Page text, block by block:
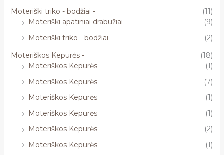
Moteriški triko - bodžiai -
(11)
Moteriški apatiniai drabužiai
(9)
Moteriški triko - bodžiai
(2)
Moteriškos Kepurės -
(18)
Moteriškos Kepurės
(1)
Moteriškos Kepurės
(7)
Moteriškos Kepurės
(1)
Moteriškos Kepurės
(1)
Moteriškos Kepurės
(2)
Moteriškos Kepurės
(1)